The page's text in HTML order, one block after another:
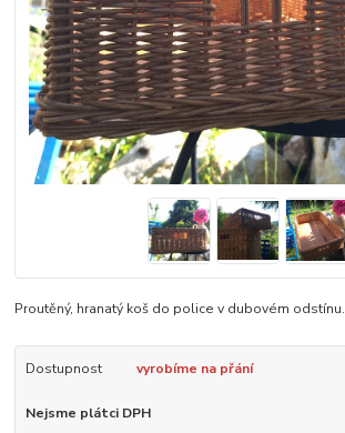
Proutěný, hranatý koš do police v dubovém odstínu.
Dostupnost vyrobíme na přání
Nejsme plátci DPH